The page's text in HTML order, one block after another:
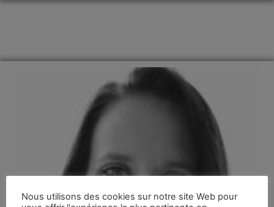
Nous utilisons des cookies sur notre site Web pour